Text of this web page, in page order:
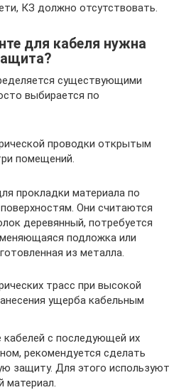
КЗ должно отсутствовать.
для кабеля нужна
существующими
выбирается по
проводки открытым
помещений.
прокладки материала по
Они считаются
деревянный, потребуется
подложка или
из металла.
трасс при высокой
ущерба кабельным
кабелей с последующей их
рекомендуется сделать
защиту. Для этого используют
материал.